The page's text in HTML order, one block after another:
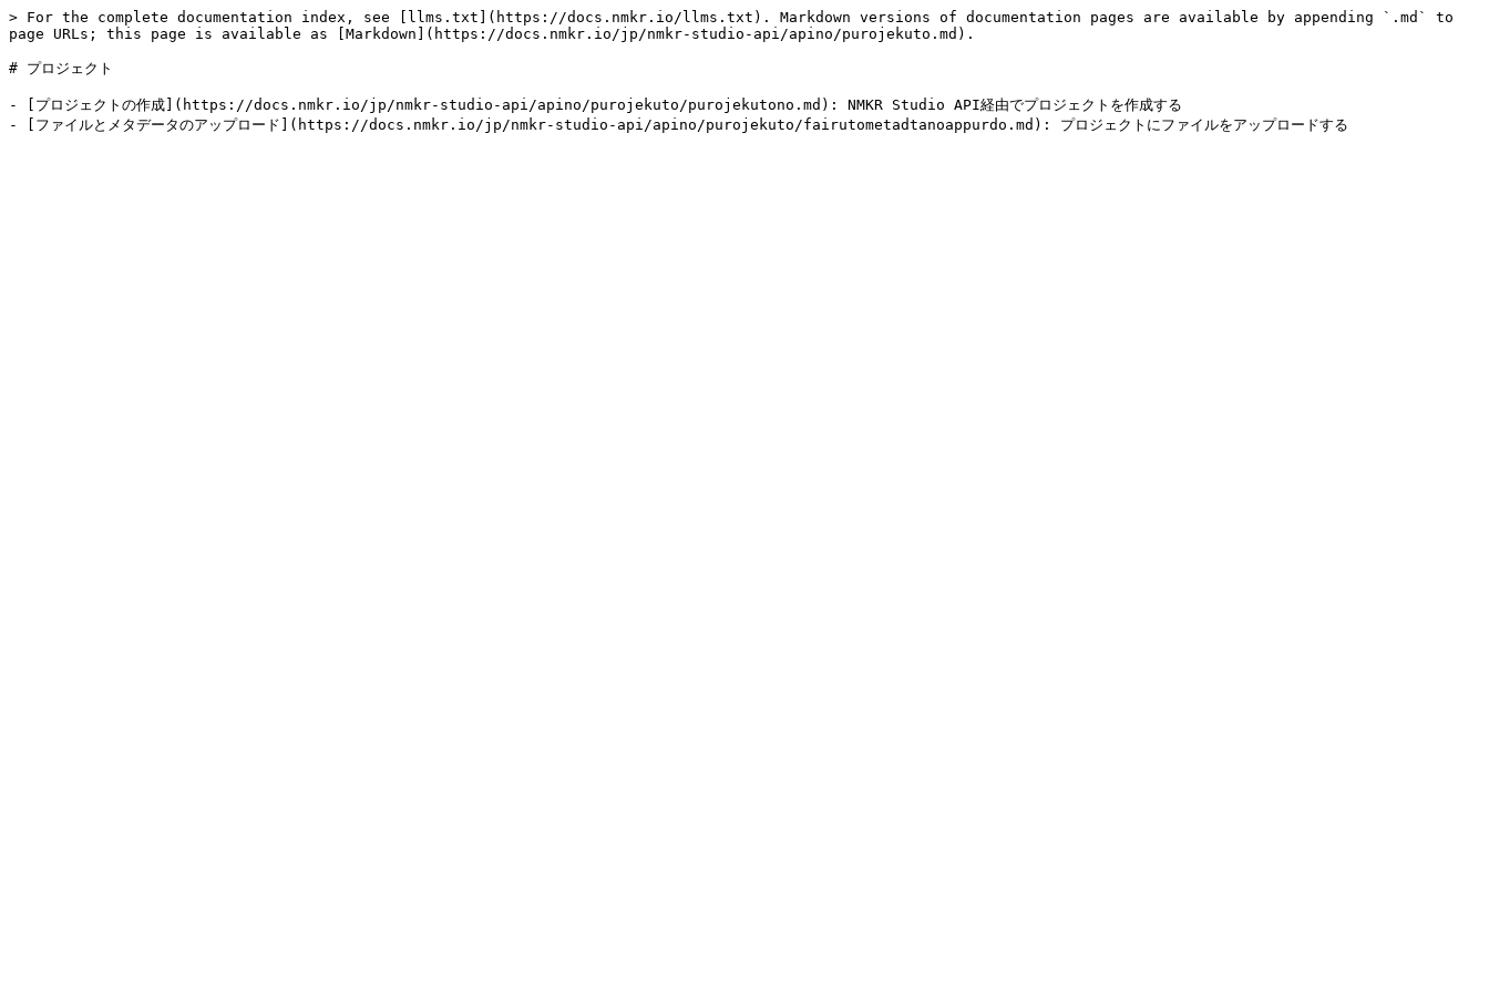
> For the complete documentation index, see [llms.txt](https://docs.nmkr.io/llms.txt). Markdown versions of documentation pages are available by appending `.md` to
page URLs; this page is available as [Markdown](https://docs.nmkr.io/jp/nmkr-studio-api/apino/purojekuto.md).
# プロジェクト
- [プロジェクトの作成](https://docs.nmkr.io/jp/nmkr-studio-api/apino/purojekuto/purojekutono.md): NMKR Studio API経由でプロジェクトを作成する